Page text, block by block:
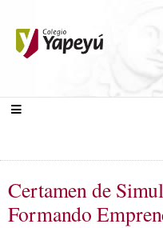
Certamen de
Formando